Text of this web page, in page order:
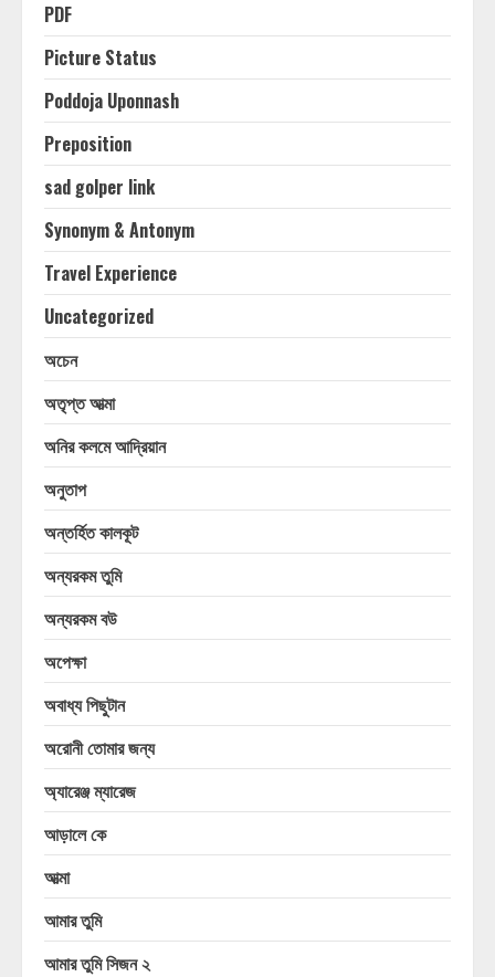
PDF
Picture Status
Poddoja Uponnash
Preposition
sad golper link
Synonym & Antonym
Travel Experience
Uncategorized
অচেন
অতৃপ্ত আত্মা
অনির কলমে আদ্রিয়ান
অনুতাপ
অন্তর্হিত কালকূট
অন্যরকম তুমি
অন্যরকম বউ
অপেক্ষা
অবাধ্য পিছুটান
অরোনী তোমার জন্য
অ্যারেঞ্জ ম্যারেজ
আড়ালে কে
আত্মা
আমার তুমি
আমার তুমি সিজন ২